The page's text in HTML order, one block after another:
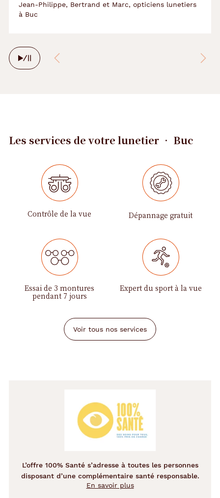
Jean-Philippe, Bertrand et Marc, opticiens lunetiers
à Buc
Arrêter
le
défilement
automatique
Les services de votre lunetier • Buc
Contrôle de la vue Dépannage gratuit
Essai de 3 montures
pendant 7 jours
Expert du sport à la vue
Voir tous nos services
L’offre 100% Santé s’adresse à toutes les personnes
disposant d’une complémentaire santé responsable.
En savoir plus